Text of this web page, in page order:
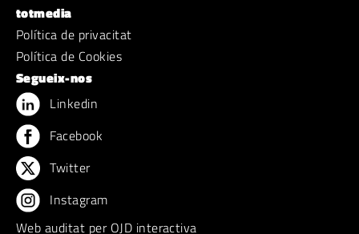
totmedia
Política de privacitat
Política de Cookies
Segueix-nos
Linkedin
Facebook
Twitter
Instagram
Web auditat per OJD interactiva